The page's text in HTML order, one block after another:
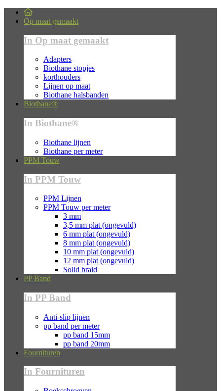
Op maat gemaakt
In Op maat gemaakt
Adapters
Biothane stopjes
korthouders
Lijnen op maat
Biothane halsbanden
Biothane®
In Biothane®
Biothane lijnen
Biothane per meter
PPM Touw
In PPM Touw
PPM Lijnen
PPM Touw per meter
3 mm
3,5 mm plat (ongevuld)
6 mm plat (ongevuld)
8 mm plat (ongevuld)
10 mm plat (ongevuld)
12 mm plat (ongevuld)
Solid braid
PP Band
In PP Band
Anti-slip lijnen
pp band per meter
pp band 15mm
pp band 20mm
Fournituren
In Fournituren